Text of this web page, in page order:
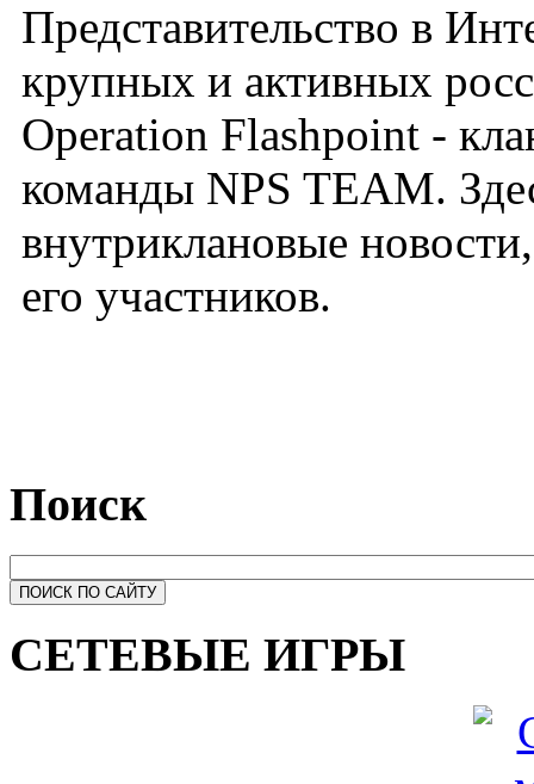
Представительство в
крупных и активных
Operation Flashpoint -
команды NPS TEAM.
внутриклановые
его участников.
Поиск
СЕТЕВЫЕ ИГРЫ